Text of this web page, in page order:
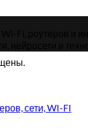
сети, WI-FI